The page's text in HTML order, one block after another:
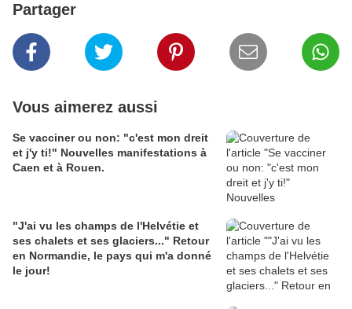
Partager
Vous aimerez aussi
Se vacciner ou non: "c'est mon dreit
et j'y ti!" Nouvelles manifestations à
Caen et à Rouen.
"J'ai vu les champs de l'Helvétie et
ses chalets et ses glaciers..." Retour
en Normandie, le pays qui m'a donné
le jour!